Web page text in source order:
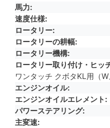
馬力
速度仕様
ロータリー
ロータリーの耕幅
ロータリー機構
ロータリー取り付け・ヒッ
ワンタッチ クボタKL用（W
エンジンオイル
エンジンオイルエレメント
パワーステアリング
主変速